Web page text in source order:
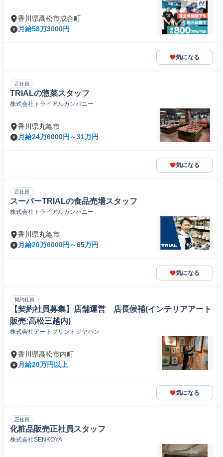
香川県高松市成合町
月給58万3000円
気になる
正社員
TRIALの惣菜スタッフ
株式会社トライアルカンパニー
香川県丸亀市
月給24万6000円～31万円
気になる
正社員
スーパーTRIALの食品売場スタッフ
株式会社トライアルカンパニー
香川県丸亀市
月給20万6000円～65万円
気になる
契約社員
【契約社員募集】店舗運営 店長候補(インテリアアート
販売:高松三越内)
株式会社アートプリントジヤパン
香川県高松市内町
月給20万円以上
気になる
正社員
化粧品販売正社員スタッフ
株式会社SENKOYA